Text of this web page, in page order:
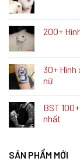
200+
30+
nữ
BST
nhất
SẢN PHẨM MỚI